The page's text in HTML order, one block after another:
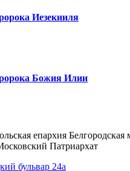
Иезекииля
Божия Илии
епархия
Патриархат
бульвар 24а